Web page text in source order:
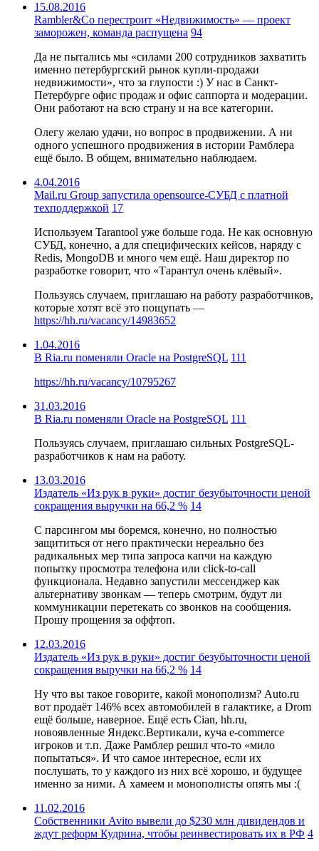
15.08.2016
Rambler&Co перестроит «Недвижимость» — проект
заморожен, команда распущена 94
Да не пытались мы «силами 200 сотрудников захватить
именно петербургский рынок купли-продажи
недвижимости», что за глупости :) У нас в Санкт-
Петербурге офис продаж и офис саппорта и модерации.
Они работают на всю страну и на все категории.
Олегу желаю удачи, но вопрос в продвижении. А ни
одного успешного продвижения в истории Рамблера
ещё было. В общем, внимательно наблюдаем.
4.04.2016
Mail.ru Group запустила opensource-СУБД с платной
техподдержкой 17
Используем Tarantool уже больше года. Не как основную
СУБД, конечно, а для специфических кейсов, наряду с
Redis, MongoDB и много чем ещё. Наш директор по
разработке говорит, что «Тарантул очень клёвый».
Пользуясь случаем, приглашаю на работу разработчиков,
которые хотят всё это пощупать —
https://hh.ru/vacancy/14983652
1.04.2016
В Ria.ru поменяли Oracle на PostgreSQL 111
https://hh.ru/vacancy/10795267
31.03.2016
В Ria.ru поменяли Oracle на PostgreSQL 111
Пользуясь случаем, приглашаю сильных PostgreSQL-
разработчиков к нам на работу.
13.03.2016
Издатель «Из рук в руки» достиг безубыточности ценой
сокращения выручки на 66,2 % 14
С парсингом мы боремся, конечно, но полностью
защититься от него практически нереально без
радикальных мер типа запроса капчи на каждую
попытку просмотра телефона или click-to-call
функционала. Недавно запустили мессенджер как
альтернативу звонкам — теперь смотрим, будут ли
коммуникации перетекать со звонков на сообщения.
Прошу прощения за оффтоп.
12.03.2016
Издатель «Из рук в руки» достиг безубыточности ценой
сокращения выручки на 66,2 % 14
Ну что вы такое говорите, какой монополизм? Auto.ru
вот продаёт 146% всех автомобилей в галактике, а Drom
ещё больше, наверное. Ещё есть Cian, hh.ru,
новоявленные Яндекс.Вертикали, куча e-commerce
игроков и т.п. Даже Рамблер решил что-то «мило
попытаться». И что самое интересное, если их
послушать, то у каждого из них всё хорошо, и будущее
именно за ними. А хамеем и монополисты опять мы :(
11.02.2016
Собственники Avito вывели до $230 млн дивидендов и
ждут реформ Кудрина, чтобы реинвестировать их в РФ 4